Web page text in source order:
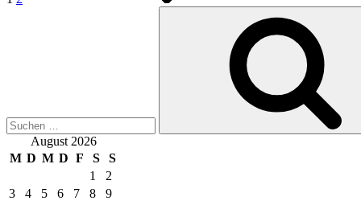
August 2026
M D M D F S
S
1
2
3
4 5 6 7 8
9